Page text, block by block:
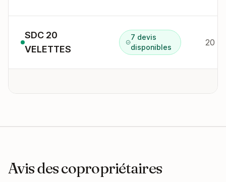
SDC 20
VELETTES
7 devis
disponibles
20 r
Avis des copropriétaires